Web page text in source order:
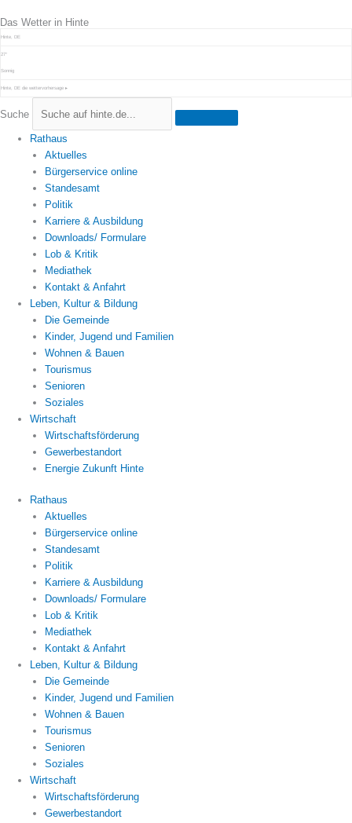
Inhalt
springen
Das Wetter in Hinte
Hinte, DE
27°
Sonnig
Hinte, DE die wettervorhersage ▸
Suche
Rathaus
Aktuelles
Bürgerservice online
Standesamt
Politik
Karriere & Ausbildung
Downloads/ Formulare
Lob & Kritik
Mediathek
Kontakt & Anfahrt
Leben, Kultur & Bildung
Die Gemeinde
Kinder, Jugend und Familien
Wohnen & Bauen
Tourismus
Senioren
Soziales
Wirtschaft
Wirtschaftsförderung
Gewerbestandort
Energie Zukunft Hinte
Rathaus
Aktuelles
Bürgerservice online
Standesamt
Politik
Karriere & Ausbildung
Downloads/ Formulare
Lob & Kritik
Mediathek
Kontakt & Anfahrt
Leben, Kultur & Bildung
Die Gemeinde
Kinder, Jugend und Familien
Wohnen & Bauen
Tourismus
Senioren
Soziales
Wirtschaft
Wirtschaftsförderung
Gewerbestandort